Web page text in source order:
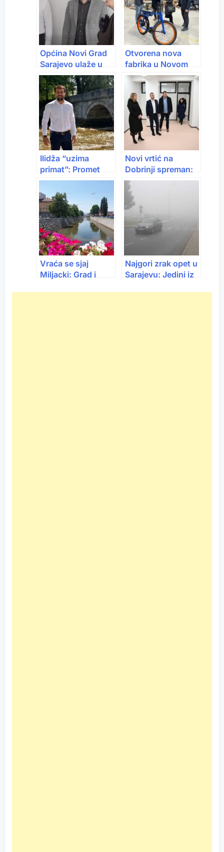
Općina Novi Grad
Sarajevo ulaže u
obrazovanje:
Opremljena
učionica u novoj
zgradi Fakulteta
zdravstvenih
studija UNSA
Otvorena nova
fabrika u Novom
Travniku: Snježana
Köpruner gura bh.
industriju naprijed
Ilidža “uzima
primat”: Promet
porastao za preko
400 miliona KM za
godinu dana
Novi vrtić na
Dobrinji spreman:
Tri grupe i mjesto
za 75 mališana
Vraća se sjaj
Miljacki: Grad i
Najgori zrak opet u
Sarajevu: Jedini iz